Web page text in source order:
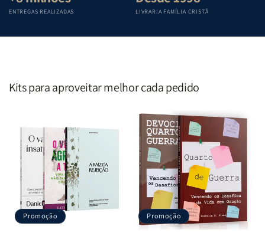
ENTREGAS REALIZADAS LIVRARIA FAMÍLIA CRISTÃ
Kits para aproveitar melhor cada pedido
Promoção Promoção